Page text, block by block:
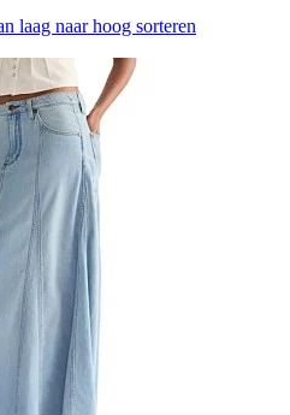
laag naar hoog sorteren